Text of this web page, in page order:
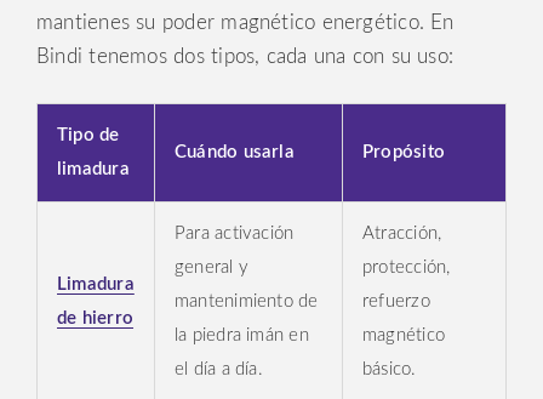
mantienes su poder magnético energético. En
Bindi tenemos dos tipos, cada una con su uso:
Tipo de
limadura
Cuándo usarla Propósito
Limadura
de hierro
Para activación
general y
mantenimiento de
la piedra imán en
el día a día.
Atracción,
protección,
refuerzo
magnético
básico.